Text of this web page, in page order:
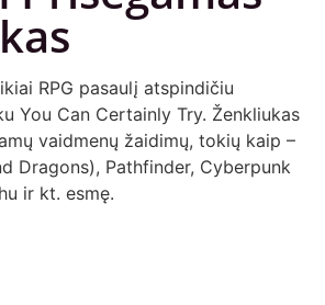
RPG pasaulį atspindičiu
You Can Certainly Try. Ženkliukas
vaidmenų žaidimų, tokių kaip –
Dragons), Pathfinder, Cyberpunk
ir kt. esmę.